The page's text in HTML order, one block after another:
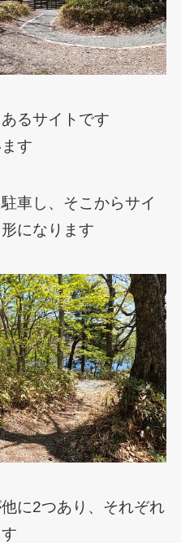
るサイトです
す
車し、そこからサイ
になります
に2つあり、それぞれ